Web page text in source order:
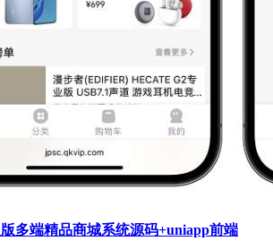
多端精品商城系统源码+uniapp前端